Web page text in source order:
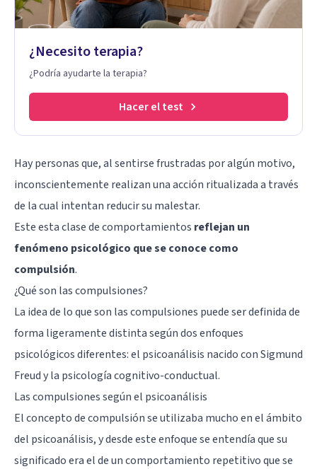
¿Necesito terapia?
¿Podría ayudarte la terapia?
Hacer el test
Hay personas que, al sentirse frustradas por algún motivo,
inconscientemente realizan una acción ritualizada a través
de la cual intentan reducir su malestar.
Este esta clase de comportamientos reflejan un
fenómeno psicológico que se conoce como
compulsión.
¿Qué son las compulsiones?
La idea de lo que son las compulsiones puede ser definida de
forma ligeramente distinta según dos enfoques
psicológicos diferentes: el psicoanálisis nacido conSigmund
Freudy la psicología cognitivo-conductual.
Las compulsiones según el psicoanálisis
El concepto de compulsión se utilizaba mucho en el ámbito
del psicoanálisis, y desde este enfoque se entendía que su
significado era el de un comportamiento repetitivo que se